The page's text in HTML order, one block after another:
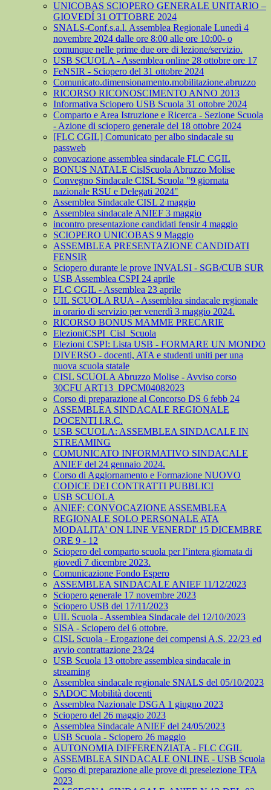
UNICOBAS SCIOPERO GENERALE UNITARIO –
GIOVEDÍ 31 OTTOBRE 2024
SNALS-Conf.s.a.l. Assemblea Regionale Lunedì 4
novembre 2024 dalle ore 8:00 alle ore 10:00- o
comunque nelle prime due ore di lezione/servizio.
USB SCUOLA - Assemblea online 28 ottobre ore 17
FeNSIR - Sciopero del 31 ottobre 2024
Comunicato.dimensionamento.mobilitazione.abruzzo
RICORSO RICONOSCIMENTO ANNO 2013
Informativa Sciopero USB Scuola 31 ottobre 2024
Comparto e Area Istruzione e Ricerca - Sezione Scuola
- Azione di sciopero generale del 18 ottobre 2024
[FLC CGIL] Comunicato per albo sindacale su
passweb
convocazione assemblea sindacale FLC CGIL
BONUS NATALE CislScuola Abruzzo Molise
Convegno Sindacale CISL Scuola "9 giornata
nazionale RSU e Delegati 2024"
Assemblea Sindacale CISL 2 maggio
Assemblea sindacale ANIEF 3 maggio
incontro presentazione candidati fensir 4 maggio
SCIOPERO UNICOBAS 9 Maggio
ASSEMBLEA PRESENTAZIONE CANDIDATI
FENSIR
Sciopero durante le prove INVALSI - SGB/CUB SUR
USB Assemblea CSPI 24 aprile
FLC CGIL - Assemblea 23 aprile
UIL SCUOLA RUA - Assemblea sindacale regionale
in orario di servizio per venerdì 3 maggio 2024.
RICORSO BONUS MAMME PRECARIE
ElezioniCSPI_Cisl_Scuola
Elezioni CSPI: Lista USB - FORMARE UN MONDO
DIVERSO - docenti, ATA e studenti uniti per una
nuova scuola statale
CISL SCUOLA Abruzzo Molise - Avviso corso
30CFU ART13_DPCM04082023
Corso di preparazione al Concorso DS 6 febb 24
ASSEMBLEA SINDACALE REGIONALE
DOCENTI I.R.C.
USB SCUOLA: ASSEMBLEA SINDACALE IN
STREAMING
COMUNICATO INFORMATIVO SINDACALE
ANIEF del 24 gennaio 2024.
Corso di Aggiornamento e Formazione NUOVO
CODICE DEI CONTRATTI PUBBLICI
USB SCUOLA
ANIEF: CONVOCAZIONE ASSEMBLEA
REGIONALE SOLO PERSONALE ATA
MODALITA' ON LINE VENERDI' 15 DICEMBRE
ORE 9 - 12
Sciopero del comparto scuola per l’intera giornata di
giovedì 7 dicembre 2023.
Comunicazione Fondo Espero
ASSEMBLEA SINDACALE ANIEF 11/12/2023
Sciopero generale 17 novembre 2023
Sciopero USB del 17/11/2023
UIL Scuola - Assemblea Sindacale del 12/10/2023
SISA - Sciopero del 6 ottobre.
CISL Scuola - Erogazione dei compensi A.S. 22/23 ed
avvio contrattazione 23/24
USB Scuola 13 ottobre assemblea sindacale in
streaming
Assemblea sindacale regionale SNALS del 05/10/2023
SADOC Mobilità docenti
Assemblea Nazionale DSGA 1 giugno 2023
Sciopero del 26 maggio 2023
Assemblea Sindacale ANIEF del 24/05/2023
USB Scuola - Sciopero 26 maggio
AUTONOMIA DIFFERENZIATA - FLC CGIL
ASSEMBLEA SINDACALE ONLINE - USB Scuola
Corso di preparazione alle prove di preselezione TFA
2023